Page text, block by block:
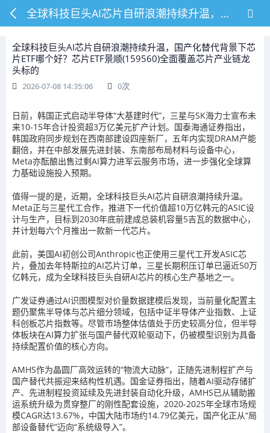
全球科技巨头AI芯片自研浪潮持续升温，国产化替代背景下芯片ETF哪个好？芯片ETF景顺(159560)全面覆盖芯片产业链龙头标的
全球科技巨头AI芯片自研浪潮持续升温，国产化替代背景下芯
片ETF哪个好？芯片ETF景顺(159560)全面覆盖芯片产业链龙
头标的
2026-07-08 14:35:06 0次
日前，韩国正式启动半导体“大基建时代”，三星与SK海力士宣布未
来10-15年合计投资超3万亿美元扩产计划。国泰海通证券指出，
韩国政府同步规划在西南部建设四座新厂，五年内实现DRAM产能
翻倍，并在中部发展先进封装、东南部布局材料与设备中心，
Meta亦酝酿出售过剩AI算力进军云服务市场，进一步强化全球算
力基础设施投入预期。
值得一提的是，近期，全球科技巨头AI芯片自研浪潮持续升温。
Meta正与三星代工合作，推进下一代价值超10万亿韩元的ASIC设
计与生产，目标到2030年底前建成总装机容量5吉瓦的数据中心，
并计划每六个月推出一款新一代芯片。
此前，美国AI初创公司Anthropic也正使用三星代工开发ASIC芯
片，叠加去年特斯拉的AI芯片订单，三星长期积压订单已逼近50万
亿韩元，成为全球科技巨头自研AI芯片的核心生产基地之一。
广发证券通过AI识图模型对价量数据建模后发现，当前量化配置主
题仍聚焦半导体与芯片细分领域，包括中证半导体产业指数、上证
科创板芯片指数等。尽管市场整体估值处于历史较高分位，但半导
体板块在AI算力扩张与国产替代双轮驱动下，仍被模型识别为具备
持续配置价值的核心方向。
AMHS作为晶圆厂高效运转的“物流大动脉”，正随先进制程扩产与
国产替代共振迎来结构性机遇。国金证券指出，随着AI驱动存储扩
产、先进制程投资延续及先进封装自动化升级，AMHS已从辅助搬
运系统升级为贯穿整厂的刚性配套设施，2020-2025年全球市场规
模CAGR达13.67%，中国大陆市场约14.79亿美元，国产化正从“局
部设备替代”迈向“系统级导入”。